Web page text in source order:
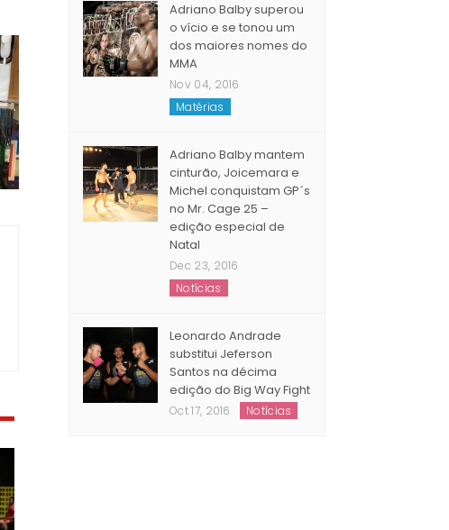
Adriano Balby superou
o vício e se tonou um
dos maiores nomes do
MMA
Nov 04, 2016
Matérias
Adriano Balby mantem
cinturão, Joicemara e
Michel conquistam GP´s
no Mr. Cage 25 –
edição especial de
Natal
Dec 23, 2016
Notícias
Leonardo Andrade
substitui Jeferson
Santos na décima
edição do Big Way Fight
Oct 17, 2016 Notícias